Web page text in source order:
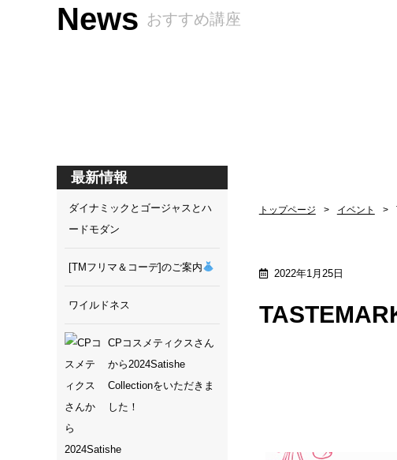
News おすすめ講座
トップページ イベント
2022年1月25日
最新情報
ダイナミックとゴージャスとハ
ードモダン
[TMフリマ＆コーデ]のご案内
ワイルドネス
CPコスメティクスさん
から2024Satishe
Collectionをいただきま
した！